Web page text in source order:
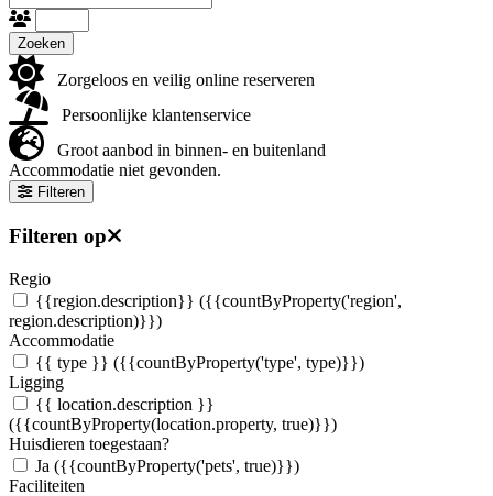
Zoeken
Zorgeloos en veilig online reserveren
Persoonlijke klantenservice
Groot aanbod in binnen- en buitenland
Accommodatie niet gevonden.
Filteren
Filteren op
Regio
{{region.description}} ({{countByProperty('region',
region.description)}})
Accommodatie
{{ type }} ({{countByProperty('type', type)}})
Ligging
{{ location.description }}
({{countByProperty(location.property, true)}})
Huisdieren toegestaan?
Ja ({{countByProperty('pets', true)}})
Faciliteiten